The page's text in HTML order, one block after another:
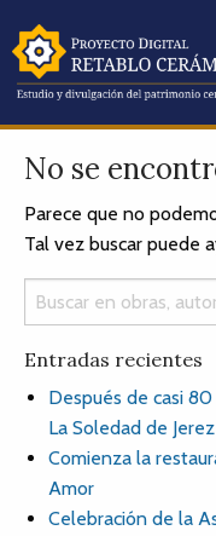
No se
Parece que no
Tal vez buscar puede
Entradas recientes
Después de casi
La Soledad de
Comienza la
Amor
Celebración de la